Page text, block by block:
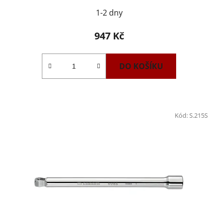
1-2 dny
947 Kč
DO KOŠÍKU
Kód: S.215S